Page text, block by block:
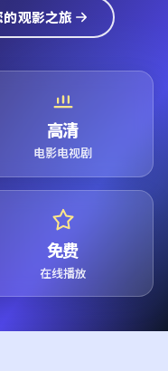
观影之旅
高清
电影电视剧
免费
在线播放